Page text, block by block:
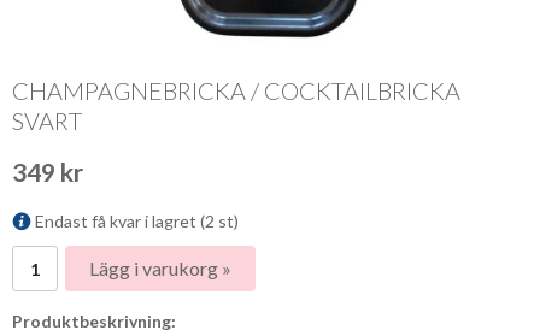
CHAMPAGNEBRICKA / COCKTAILBRICKA
SVART
349 kr
Endast få kvar i lagret (2 st)
Lägg i varukorg »
Produktbeskrivning: